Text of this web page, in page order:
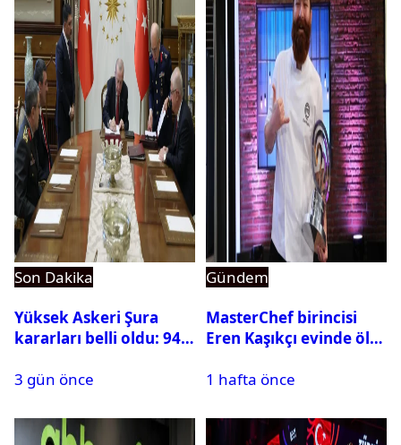
Son Dakika
Yüksek Askeri Şura
kararları belli oldu: 94
3 gün önce
Gündem
MasterChef birincisi
Eren Kaşıkçı evinde ölü
1 hafta önce